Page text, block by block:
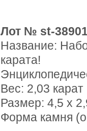
Лот № st-
Название:
карата!
Вес: 2,03 карат
Размер: 4,5 х
Форма камня